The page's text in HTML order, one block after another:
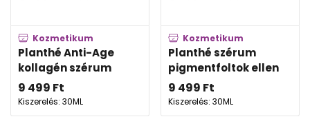
Kozmetikum
Planthé Anti-Age
kollagén szérum
9 499 Ft
Kiszerelés: 30ML
Kozmetikum
Planthé szérum
pigmentfoltok ellen
9 499 Ft
Kiszerelés: 30ML